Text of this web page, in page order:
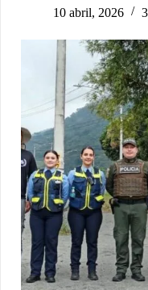
10 abril, 2026